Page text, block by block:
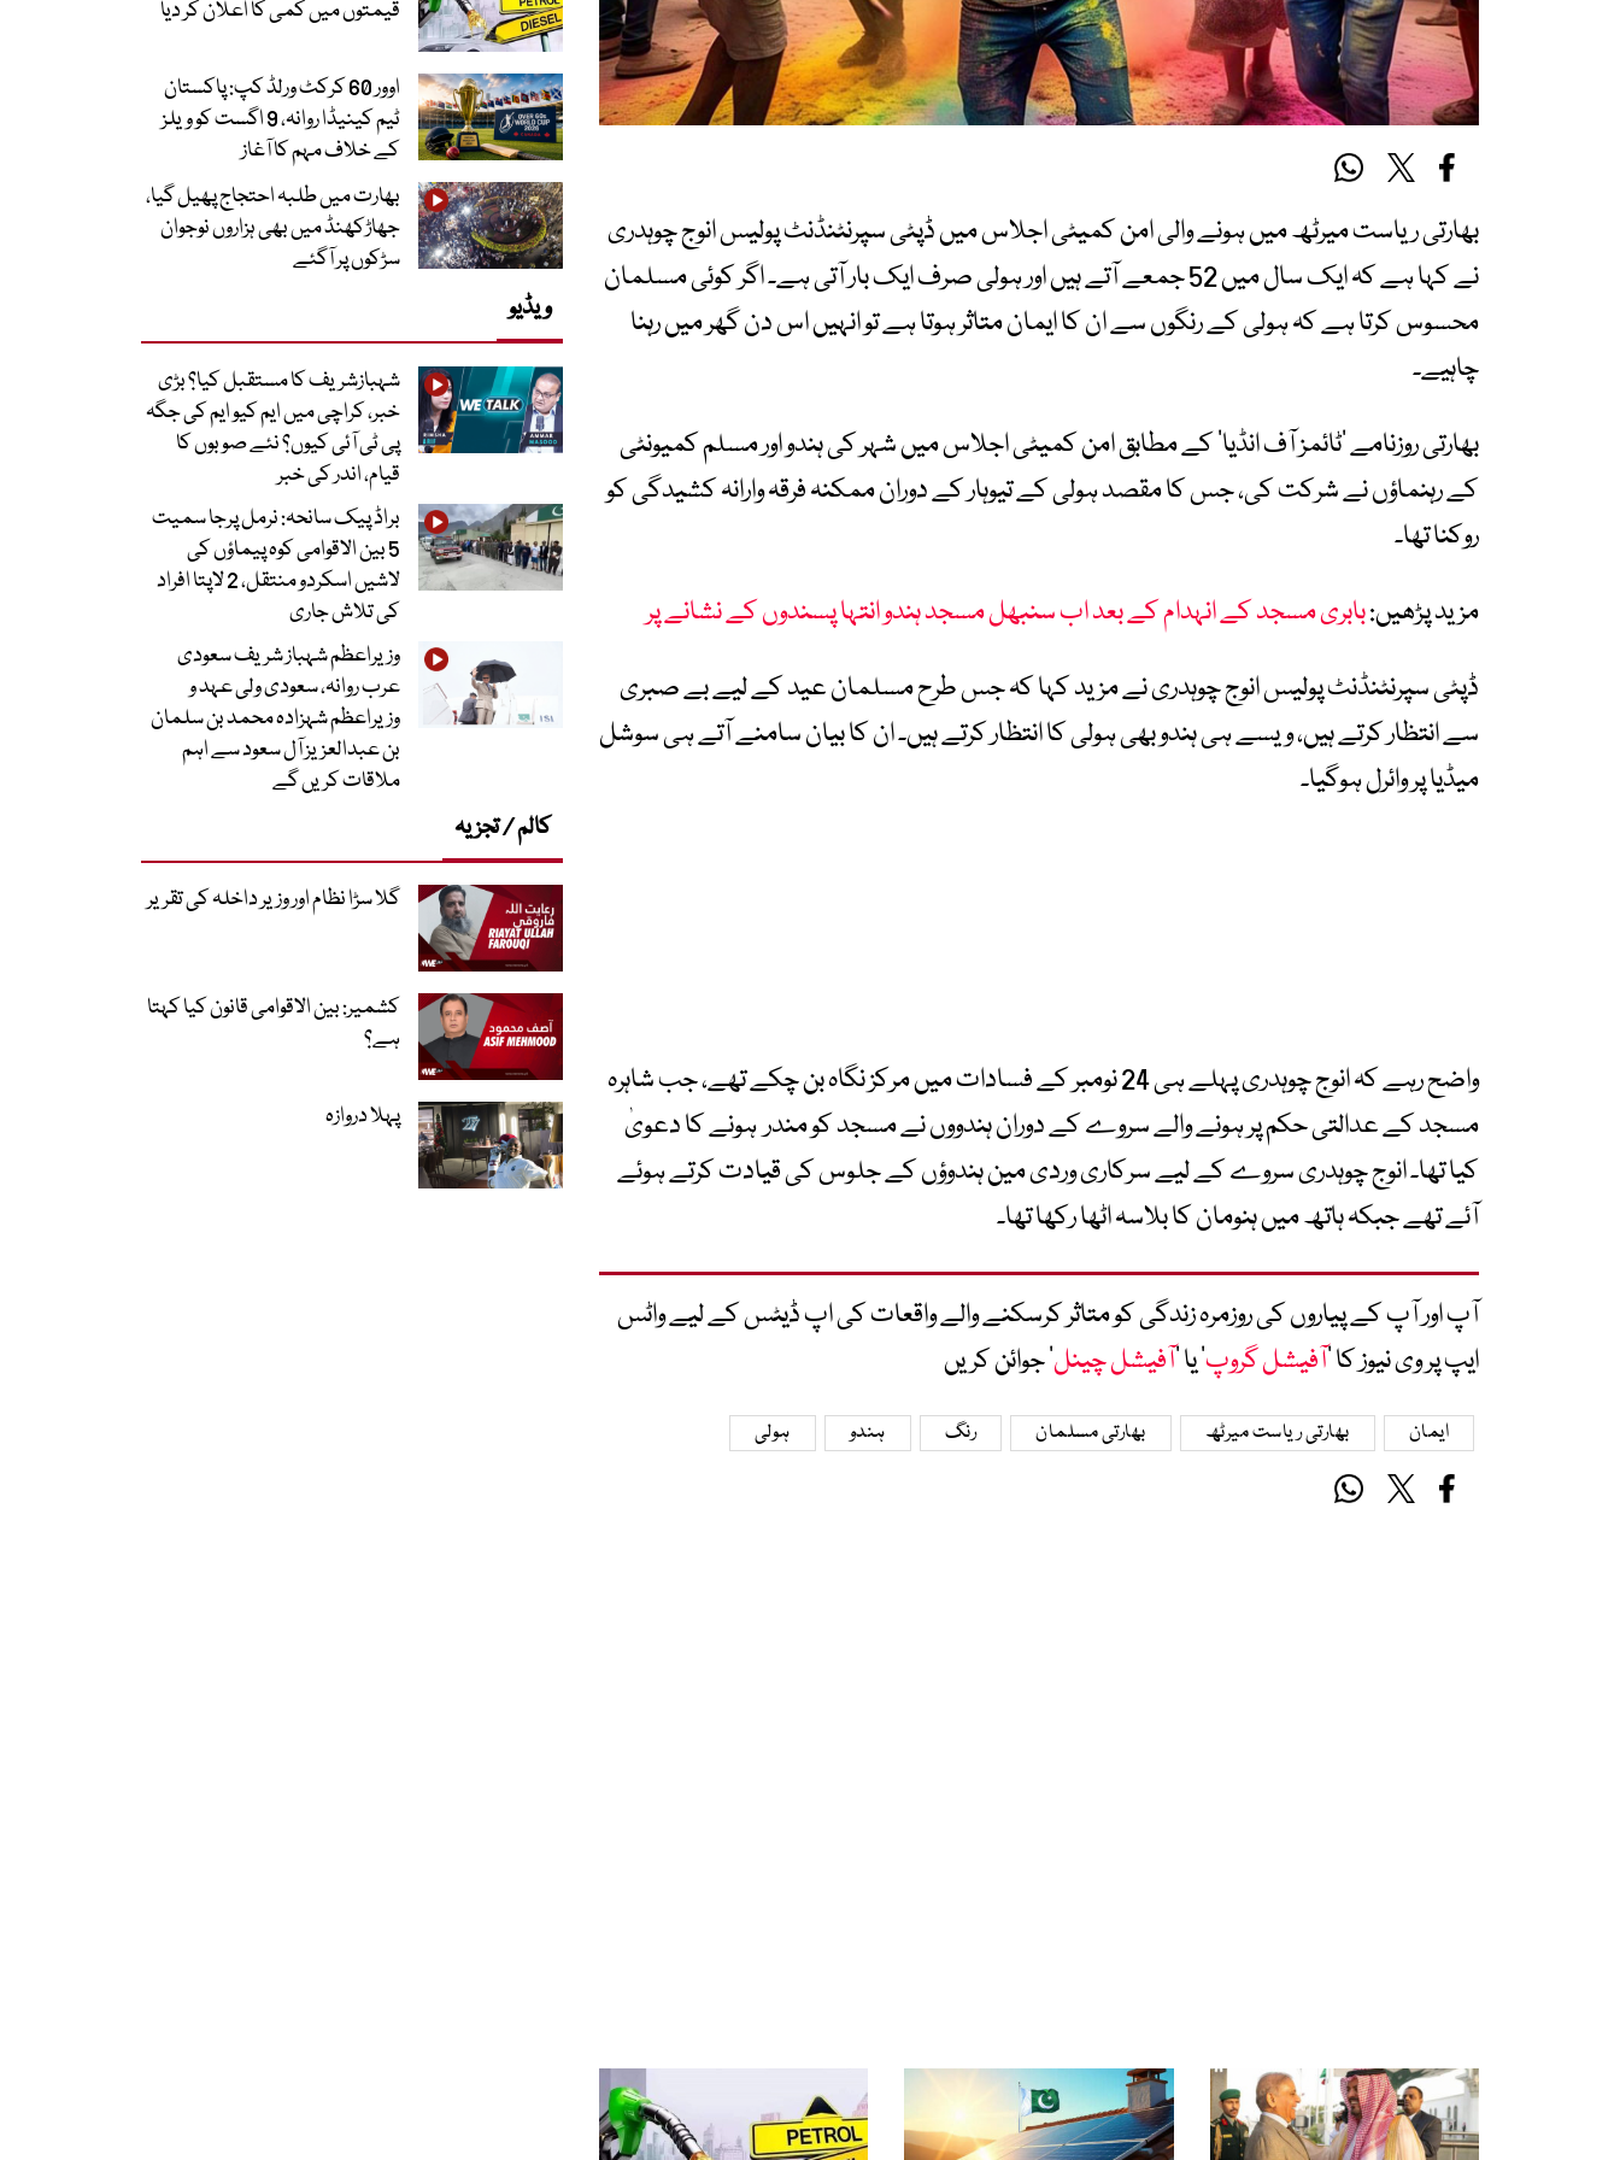
بھارتی ریاست میرٹھ میں ہونے والی امن کمیٹی اجلاس میں ڈپٹی سپرنٹنڈنٹ پولیس انوج چوہدری
نے کہا ہے کہ ایک سال میں 52 جمعے آتے ہیں اور ہولی صرف ایک بار آتی ہے۔ اگر کوئی مسلمان
محسوس کرتا ہے کہ ہولی کے رنگوں سے ان کا ایمان متاثر ہوتا ہے تو انہیں اس دن گھر میں رہنا
چاہیے۔
بھارتی روزنامے ’ٹائمز آف انڈیا‘ کے مطابق امن کمیٹی اجلاس میں شہر کی ہندو اور مسلم کمیونٹی
کے رہنماؤں نے شرکت کی، جس کا مقصد ہولی کے تیوہار کے دوران ممکنہ فرقہ وارانہ کشیدگی کو
روکنا تھا۔
مزید پڑھیں:بابری مسجد کے انہدام کے بعد اب سنبھل مسجد ہندو انتہا پسندوں کے نشانے پر
ڈپٹی سپرنٹنڈنٹ پولیس انوج چوہدری نے مزید کہا کہ جس طرح مسلمان عید کے لیے بے صبری
سے انتظار کرتے ہیں، ویسے ہی ہندو بھی ہولی کا انتظار کرتے ہیں۔ ان کا بیان سامنے آتے ہی سوشل
میڈیا پر وائرل ہوگیا۔
واضح رہے کہ انوج چوہدری پہلے ہی 24 نومبر کے فسادات میں مرکز نگاہ بن چکے تھے، جب شاہرہ
مسجد کے عدالتی حکم پر ہونے والے سروے کے دوران ہندووں نے مسجد کو مندر ہونے کا دعویٰ
کیا تھا۔ انوج چوہدری سروے کے لیے سرکاری وردی مین ہندوؤں کے جلوس کی قیادت کرتے ہوئے
آئے تھے جبکہ ہاتھ میں ہنومان کا بلاسہ اٹھا رکھا تھا۔
آپ اور آپ کے پیاروں کی روزمرہ زندگی کو متاثر کرسکنے والے واقعات کی اپ ڈیٹس کے لیے واٹس
ایپ پر وی نیوز کا ’آفیشل گروپ‘ یا ’آفیشل چینل‘ جوائن کریں
ایمان بھارتی ریاست میرٹھ بھارتی مسلمان رنگ ہندو ہولی
قیمتوں میں کمی کا اعلان کر دیا
اوور 60 کرکٹ ورلڈ کپ: پاکستان
ٹیم کینیڈا روانہ، 9 اگست کو ویلز
کے خلاف مہم کا آغاز
بھارت میں طلبہ احتجاج پھیل گیا،
جھاڑکھنڈ میں بھی ہزاروں نوجوان
سڑکوں پر آگئے
ویڈیو
شہبازشریف کا مستقبل کیا؟ بڑی
خبر، کراچی میں ایم کیو ایم کی جگہ
پی ٹی آئی کیوں؟ نئے صوبوں کا
قیام، اندر کی خبر
براڈ پیک سانحہ: نرمل پرجا سمیت
5 بین الاقوامی کوہ پیماؤں کی
لاشیں اسکردو منتقل، 2 لاپتا افراد
کی تلاش جاری
وزیراعظم شہباز شریف سعودی
عرب روانہ، سعودی ولی عہد و
وزیراعظم شہزادہ محمد بن سلمان
بن عبدالعزیز آل سعود سے اہم
ملاقات کریں گے
کالم / تجزیہ
گلا سڑا نظام اور وزیر داخلہ کی تقریر
کشمیر: بین الاقوامی قانون کیا کہتا
ہے؟
پہلا دروازہ